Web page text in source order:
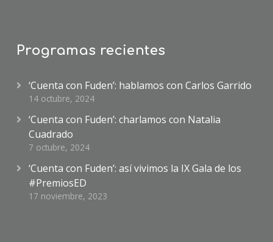
Programas recientes
‘Cuenta con Fuden’: hablamos con Carlos Garrido
14 octubre, 2024
‘Cuenta con Fuden’: charlamos con Natalia
Cuadrado
7 octubre, 2024
‘Cuenta con Fuden’: así vivimos la IX Gala de los
#PremiosED
17 noviembre, 2023